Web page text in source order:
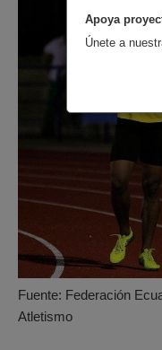
Fuente: Federación
Atletismo
Apoya
Únete a